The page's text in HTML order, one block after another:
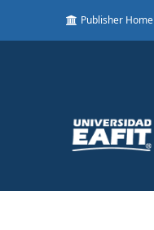
to
Content
Sidebar
Publisher Home